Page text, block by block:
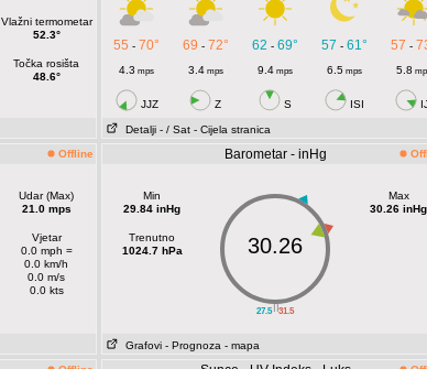
Vlažni termometar
52.3°
Točka rosišta
48.6°
55 - 70° 69 - 72° 62 - 69° 57 - 61° 57 -
4.3 mps 3.4mps 9.4mps 6.5mps 5.8
JJZ Z S ISI
Detalji - / Sat - Cijela stranica
Offline
Udar (Max)
21.0 mps
Vjetar
0.0 mph =
0.0 km/h
0.0 m/s
0.0 kts
Barometar - inHg
Min
29.84 inHg
Trenutno
1024.7 hPa
||
27.5 31.5
30.26
Max
30.26 inHg
Grafovi - Prognoza - mapa